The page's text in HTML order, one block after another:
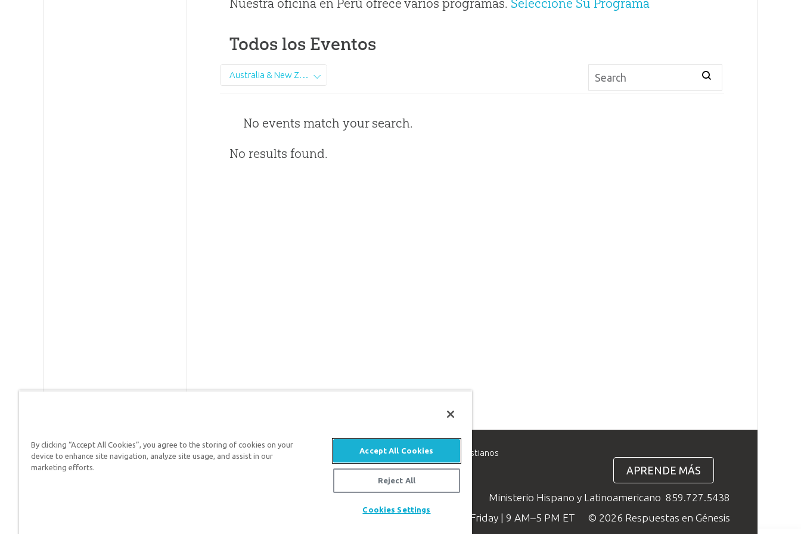
Nuestra oficina en Perú ofrece varios programas. Seleccione Su Programa
Todos los Eventos
Australia & New Zealand
No events match your search.
No results found.
Respuestas en Génesis es un ministerio de apologética, dedicado a ayudar a los cristianos
defender su fe y proclamar el evangelio de Jesucristo.
APRENDE MÁS
Ministerio Hispano y Latinoamericano 859.727.5438
Available Monday–Friday | 9 AM–5 PM ET
© 2026 Respuestas en Génesis
By clicking “Accept All Cookies”, you agree to the storing of cookies on your
device to enhance site navigation, analyze site usage, and assist in our
marketing efforts.
Accept All Cookies
Reject All
Cookies Settings